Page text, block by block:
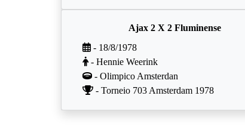
Ajax 2 X 2 Fluminense
- 18/8/1978
- Hennie Weerink
- Olimpico Amsterdan
- Torneio 703 Amsterdam 1978